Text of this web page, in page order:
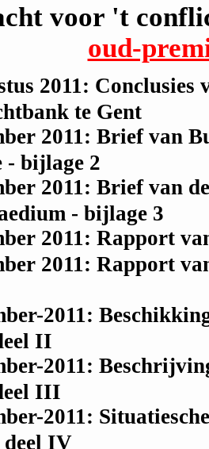
voor 't
oud-
2011: Conclusies
te Gent
2011: Brief van
- bijlage 2
2011: Brief van
- bijlage 3
2011: Rapport
2011: Rapport
2011:
II
2011:
III
2011:
deel IV